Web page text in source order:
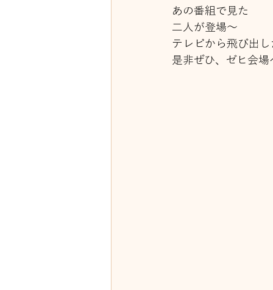
あの番組で見た
二人が登場～
テレビから飛び出
是非ぜひ、ゼヒ会場